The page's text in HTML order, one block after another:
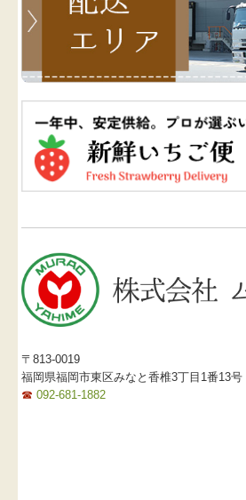
〒813-0019
福岡県福岡市東区みなと香椎3丁目1番13号
☎ 092-681-1882